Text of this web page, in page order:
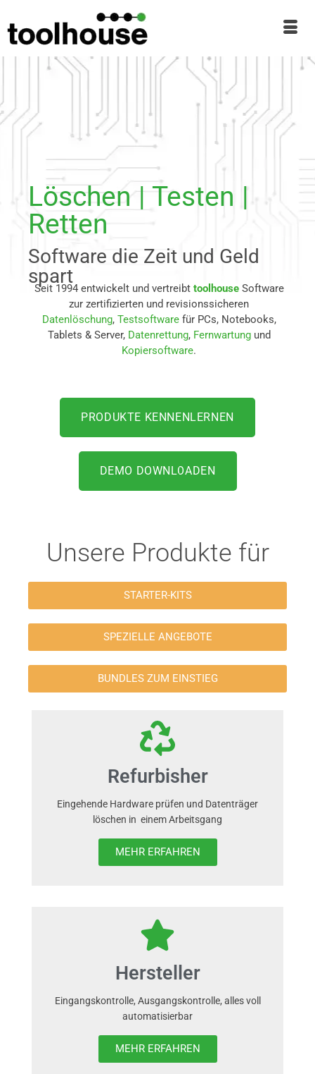
Löschen | Testen |
Retten
Software die Zeit und Geld
spart
Seit 1994entwickelt und vertreibt toolhouseSoftware
zur zertifizierten und revisionssicheren
Datenlöschung, Testsoftwarefür PCs, Notebooks,
Tablets & Server, Datenrettung, Fernwartungund
Kopiersoftware.
PRODUKTE KENNENLERNEN
DEMO DOWNLOADEN
Unsere Produkte für
STARTER-KITS
SPEZIELLE ANGEBOTE
BUNDLES ZUM EINSTIEG
Refurbisher
Eingehende Hardware prüfen und Datenträger
löschen in einem Arbeitsgang
MEHR ERFAHREN
Hersteller
Eingangskontrolle, Ausgangskontrolle, alles voll
automatisierbar
MEHR ERFAHREN